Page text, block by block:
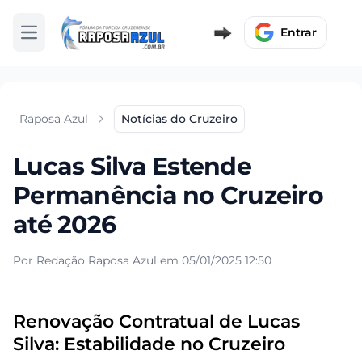
Abrir menu Entrar
Raposa Azul Notícias do Cruzeiro
Lucas Silva Estende
Permanência no Cruzeiro
até 2026
Por Redação Raposa Azul em 05/01/2025 12:50
Renovação Contratual de Lucas
Silva: Estabilidade no Cruzeiro